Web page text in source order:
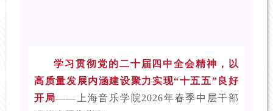
学习贯彻党的二十届四中全会精神，以
高质量发展内涵建设聚力实现“十五五”良好
开局——上海音乐学院2026年春季中层干部